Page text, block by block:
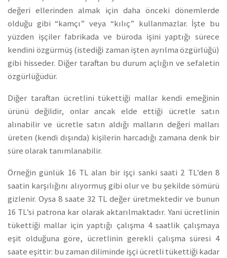
değeri ellerinden almak için daha önceki dönemlerde
olduğu gibi “kamçı” veya “kılıç” kullanmazlar. İşte bu
yüzden işçiler fabrikada ve büroda işini yaptığı sürece
kendini özgürmüş (istediği zaman işten ayrılma özgürlüğü)
gibi hisseder. Diğer taraftan bu durum açlığın ve sefaletin
özgürlüğüdür.
Diğer taraftan ücretlini tükettiği mallar kendi emeğinin
ürünü değildir, onlar ancak elde ettiği ücretle satın
alınabilir ve ücretle satın aldığı malların değeri malları
üreten (kendi dışında) kişilerin harcadığı zamana denk bir
süre olarak tanımlanabilir.
Örneğin günlük 16 TL alan bir işçi sanki saati 2 TL’den 8
saatin karşılığını alıyormuş gibi olur ve bu şekilde sömürü
gizlenir. Oysa 8 saate 32 TL değer üretmektedir ve bunun
16 TL’si patrona kar olarak aktarılmaktadır. Yani ücretlinin
tükettiği mallar için yaptığı çalışma 4 saatlik çalışmaya
eşit olduğuna göre, ücretlinin gerekli çalışma süresi 4
saate eşittir: bu zaman diliminde işçi ücretli tükettiği kadar